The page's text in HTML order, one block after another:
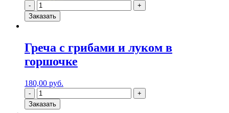
Заказать
Греча с грибами и луком в
горшочке
180,00 руб.
Заказать